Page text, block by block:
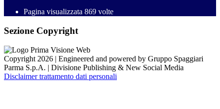
Pagina visualizzata 869 volte
Sezione Copyright
Copyright 2026 | Engineered and powered by Gruppo Spaggiari
Parma S.p.A. | Divisione Publishing & New Social Media
Disclaimer trattamento dati personali